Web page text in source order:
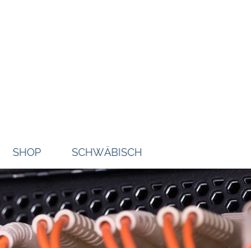
SHOP SCHWÄBISCH